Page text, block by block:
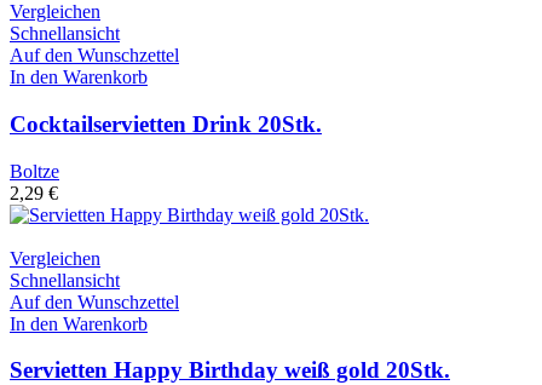
Vergleichen
Schnellansicht
Auf den Wunschzettel
In den Warenkorb
Cocktailservietten Drink 20Stk.
Boltze
2,29 €
Vergleichen
Schnellansicht
Auf den Wunschzettel
In den Warenkorb
Servietten Happy Birthday weiß gold 20Stk.